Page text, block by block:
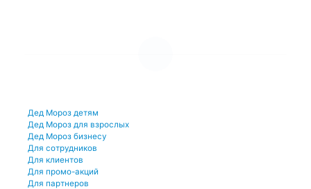
Дед Мороз детям
Дед Мороз для взрослых
Дед Мороз бизнесу
Для сотрудников
Для клиентов
Для промо-акций
Для партнеров